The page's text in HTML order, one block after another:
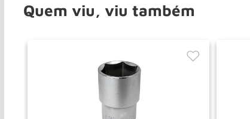
Quem viu, viu também